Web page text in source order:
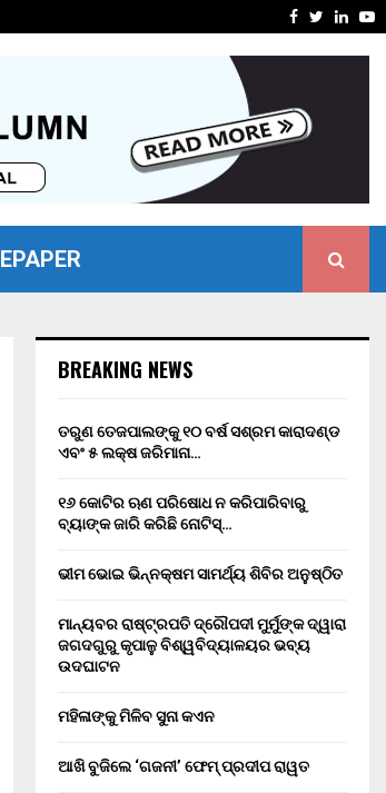
Facebook
Twitter
EPAPER
BREAKING NEWS
ତରୁଣ ତେଜପାଲଙ୍କୁ ୧୦ ବର୍ଷ ସଶ୍ରମ କାରାଦଣ୍ଡ
ଏବଂ ₹୫ ଲକ୍ଷ ଜରିମାନା…
୧୬ କୋଟିର ଋଣ ପରିଷୋଧ ନ କରିପାରିବାରୁ
ବ୍ୟାଙ୍କ ଜାରି କରିଛି ନୋଟିସ୍…
ଭୀମ ଭୋଇ ଭିନ୍ନକ୍ଷମ ସାମର୍ଥ୍ୟ ଶିବିର ଅନୁଷ୍ଠିତ
ମାନ୍ୟବର ରାଷ୍ଟ୍ରପତି ଦ୍ରୌପଦୀ ମୁର୍ମୁଙ୍କ ଦ୍ୱାରା
ଜଗଦଗୁରୁ କୃପାଳୁ ବିଶ୍ୱବିଦ୍ୟାଳୟର ଭବ୍ୟ
ଉଦଘାଟନ
ମହିଳାଙ୍କୁ ମିଳିବ ସୁନା କଏନ
ଆଖି ବୁଜିଲେ ‘ଗଜନୀ’ ଫେମ୍ ପ୍ରଦୀପ ରାୱତ